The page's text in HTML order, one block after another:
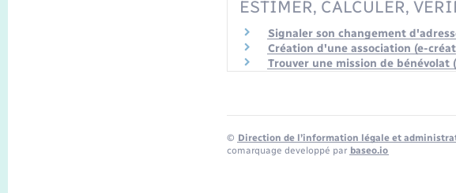
ESTIMER, CALCULER,
Signaler son changement
Création d'une association (e-
Trouver une mission de bénévolat
© Direction de l’information légale et
comarquage developpé par baseo.io